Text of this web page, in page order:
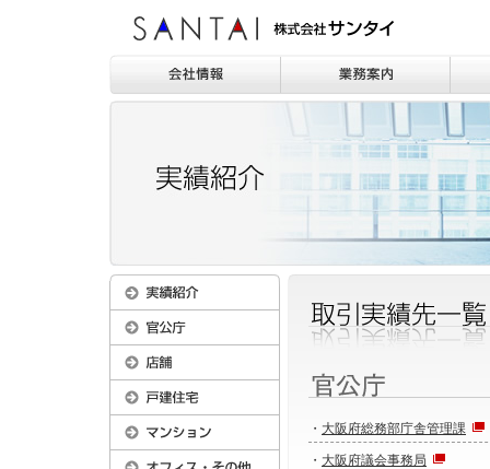
・ 大阪府総務部庁舎管理課
・ 大阪府議会事務局